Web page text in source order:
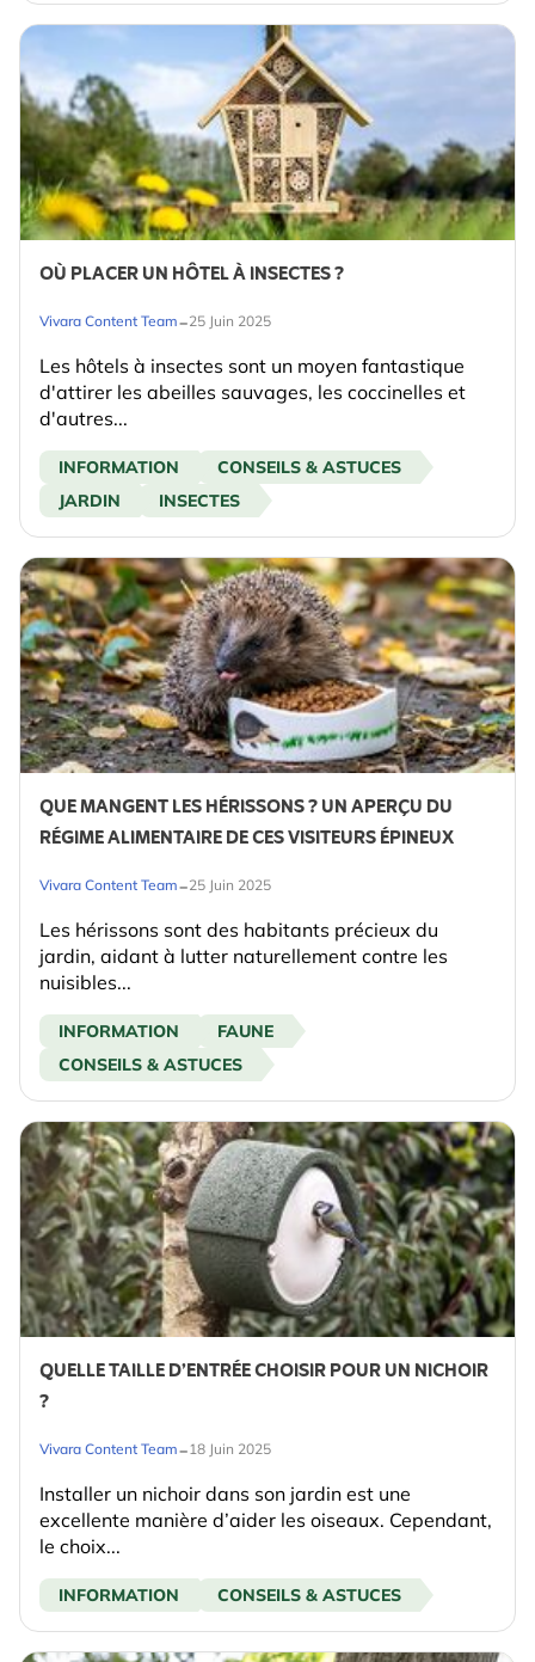
OÙ PLACER UN HÔTEL À INSECTES ?
Vivara Content Team-25 Juin 2025
Les hôtels à insectes sont un moyen fantastique
d'attirer les abeilles sauvages, les coccinelles et
d'autres...
INFORMATION
CONSEILS & ASTUCES
JARDIN
INSECTES
QUE MANGENT LES HÉRISSONS ? UN APERÇU DU
RÉGIME ALIMENTAIRE DE CES VISITEURS ÉPINEUX
Vivara Content Team-25 Juin 2025
Les hérissons sont des habitants précieux du
jardin, aidant à lutter naturellement contre les
nuisibles...
INFORMATION
FAUNE
CONSEILS & ASTUCES
QUELLE TAILLE D’ENTRÉE CHOISIR POUR UN NICHOIR
?
Vivara Content Team-18 Juin 2025
Installer un nichoir dans son jardin est une
excellente manière d’aider les oiseaux. Cependant,
le choix...
INFORMATION CONSEILS & ASTUCES